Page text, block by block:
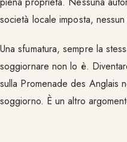
società locale imposta,
Una sfumatura, sempre la
soggiornare non lo è.
sulla Promenade des Anglais
soggiorno. È un altro